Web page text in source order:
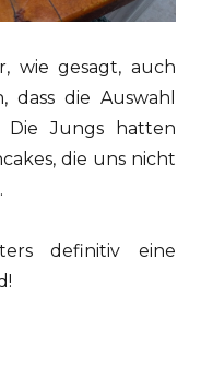
wie gesagt, auch
dass die Auswahl
Die Jungs hatten
die uns nicht
definitiv eine